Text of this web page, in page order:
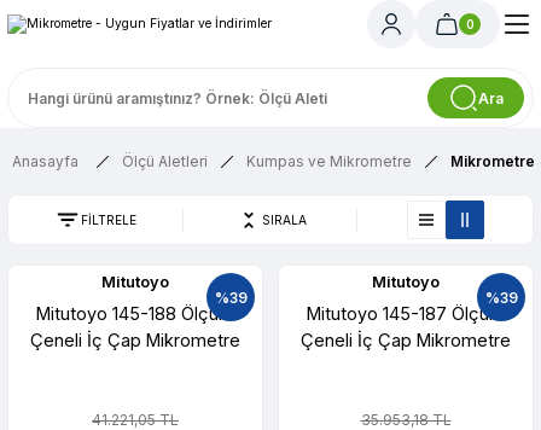
Ara
0
Anasayfa Ölçü Aletleri Kumpas ve Mikrometre
FİLTRELE SIRALA
%39
Mitutoyo
Mitutoyo 145-188 Ölçüm
Çeneli İç Çap Mikrometre
41.221,05 TL
%39
Mitutoyo
Mitutoyo 145-187 Ölçüm
Çeneli İç Çap Mikrometre
35.953,18 TL